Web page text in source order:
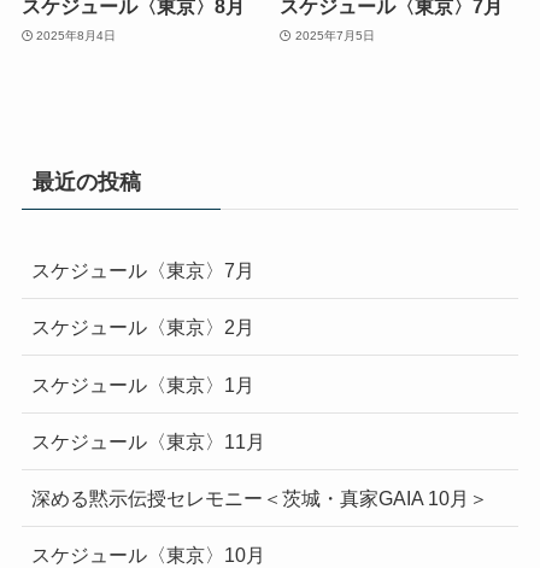
スケジュール〈東京〉8月
2025年8月4日
スケジュール〈東京〉7月
2025年7月5日
最近の投稿
スケジュール〈東京〉7月
スケジュール〈東京〉2月
スケジュール〈東京〉1月
スケジュール〈東京〉11月
深める黙示伝授セレモニー＜茨城・真家GAIA 10月＞
スケジュール〈東京〉10月